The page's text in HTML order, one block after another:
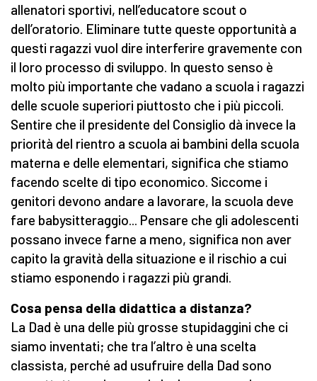
allenatori sportivi, nell’educatore scout o
dell’oratorio. Eliminare tutte queste opportunità a
questi ragazzi vuol dire interferire gravemente con
il loro processo di sviluppo. In questo senso è
molto più importante che vadano a scuola i ragazzi
delle scuole superiori piuttosto che i più piccoli.
Sentire che il presidente del Consiglio dà invece la
priorità del rientro a scuola ai bambini della scuola
materna e delle elementari, significa che stiamo
facendo scelte di tipo economico. Siccome i
genitori devono andare a lavorare, la scuola deve
fare babysitteraggio... Pensare che gli adolescenti
possano invece farne a meno, significa non aver
capito la gravità della situazione e il rischio a cui
stiamo esponendo i ragazzi più grandi.
Cosa pensa della didattica a distanza?
La Dad è una delle più grosse stupidaggini che ci
siamo inventati; che tra l’altro è una scelta
classista, perché ad usufruire della Dad sono